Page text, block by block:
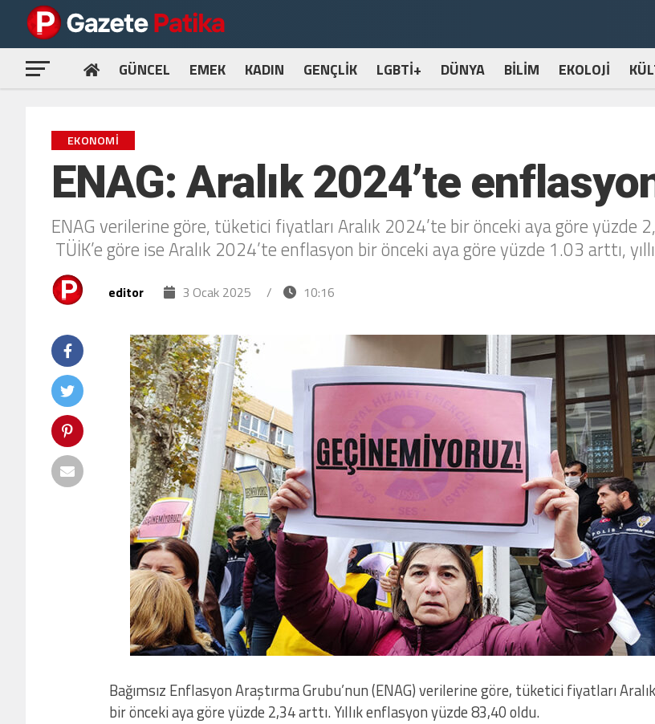
GÜNCEL EMEK KADIN GENÇLİK LGBTİ+ DÜNYA BİLİM EKOLOJİ
EKONOMI
ENAG: Aralık 2024’te
ENAG verilerine göre, tüketici fiyatları Aralık 2024’te bir önceki aya göre yüzde
TÜİK’e göre ise Aralık 2024’te enflasyon bir önceki aya göre yüzde 1.03 arttı,
editor 3 Ocak 2025 / 10:16
Bağımsız Enflasyon Araştırma Grubu’nun (ENAG) verilerine göre, tüketici fiyatları
bir önceki aya göre yüzde 2,34 arttı. Yıllık enflasyon yüzde 83,40 oldu.